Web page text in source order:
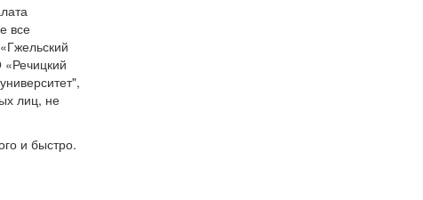
все
лиц, не
и быстро.